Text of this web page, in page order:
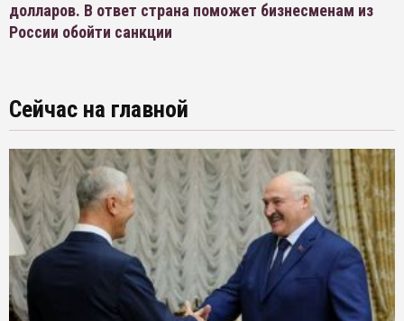
долларов. В ответ страна поможет бизнесменам из
России обойти санкции
Сейчас на главной